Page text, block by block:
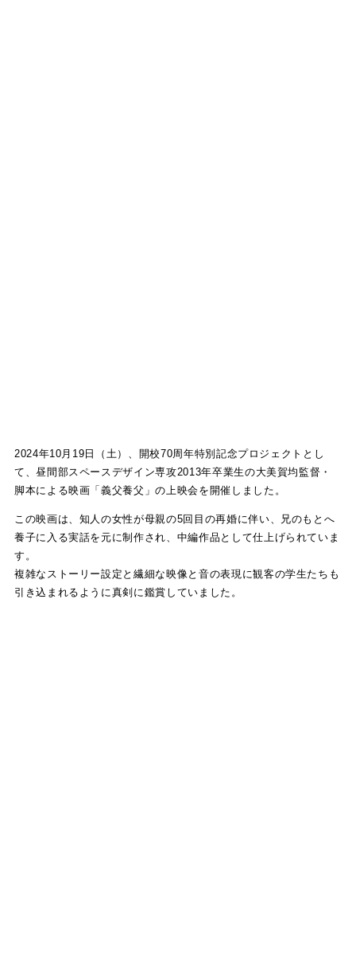
2024年10月19日（土）、開校70周年特別記念プロジェクトとし
て、昼間部スペースデザイン専攻2013年卒業生の大美賀均監督・
脚本による映画「義父養父」の上映会を開催しました。
この映画は、知人の女性が母親の5回目の再婚に伴い、兄のもとへ
養子に入る実話を元に制作され、中編作品として仕上げられていま
す。
複雑なストーリー設定と繊細な映像と音の表現に観客の学生たちも
引き込まれるように真剣に鑑賞していました。